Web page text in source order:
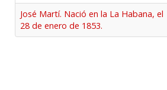
José Martí. Nació en la La Habana, el
28 de enero de 1853.